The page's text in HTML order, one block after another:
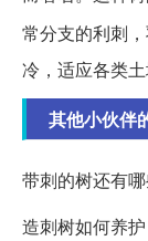
常分支的利刺
冷，适应各类
其他小伙伴
带刺的树还有
造刺树如何养护